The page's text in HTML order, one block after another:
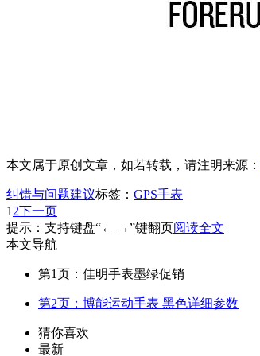
本文属于原创文章，如若转载，请注明来源：
纠错与问题建议标签： GPS手表
1 2下一页
提示：支持键盘“← →”键翻页阅读全文
本文导航
第1页：佳明手表墨绿促销
第2页：博能运动手表 黑色详细参数
猜你喜欢
最新